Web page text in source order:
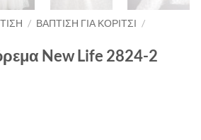
/ ΒΑΠΤΙΣΗ ΓΙΑ ΚΟΡΙΤΣΙ /
New Life 2824-2